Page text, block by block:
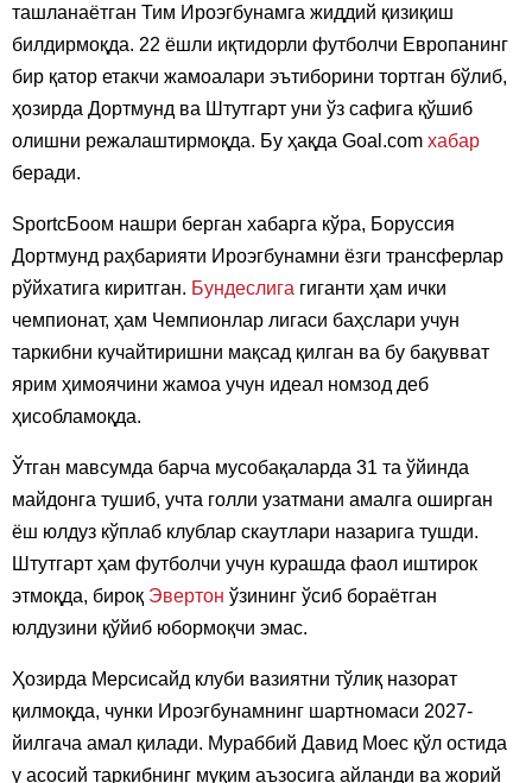
ташланаётган Тим Ироэгбунамга жиддий қизиқиш
билдирмоқда. 22 ёшли иқтидорли футболчи Европанинг
бир қатор етакчи жамоалари эътиборини тортган бўлиб,
ҳозирда Дортмунд ва Штутгарт уни ўз сафига қўшиб
олишни режалаштирмоқда. Бу ҳақда Goal.com хабар
беради.
SportсБоом нашри берган хабарга кўра, Боруссия
Дортмунд раҳбарияти Ироэгбунамни ёзги трансферлар
рўйхатига киритган. Бундеслига гиганти ҳам ички
чемпионат, ҳам Чемпионлар лигаси баҳслари учун
таркибни кучайтиришни мақсад қилган ва бу бақувват
ярим ҳимоячини жамоа учун идеал номзод деб
ҳисобламоқда.
Ўтган мавсумда барча мусобақаларда 31 та ўйинда
майдонга тушиб, учта голли узатмани амалга оширган
ёш юлдуз кўплаб клублар скаутлари назарига тушди.
Штутгарт ҳам футболчи учун курашда фаол иштирок
этмоқда, бироқ Эвертон ўзининг ўсиб бораётган
юлдузини қўйиб юбормоқчи эмас.
Ҳозирда Мерсисайд клуби вазиятни тўлиқ назорат
қилмоқда, чунки Ироэгбунамнинг шартномаси 2027-
йилгача амал қилади. Мураббий Давид Моес қўл остида
у асосий таркибнинг муқим аъзосига айланди ва жорий